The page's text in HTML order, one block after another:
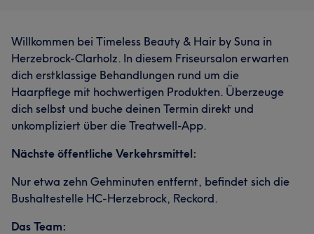
Willkommen bei Timeless Beauty & Hair by Suna in
Herzebrock-Clarholz. In diesem Friseursalon erwarten
dich erstklassige Behandlungen rund um die
Haarpflege mit hochwertigen Produkten. Überzeuge
dich selbst und buche deinen Termin direkt und
unkompliziert über die Treatwell-App.
Nächste öffentliche Verkehrsmittel:
Nur etwa zehn Gehminuten entfernt, befindet sich die
Bushaltestelle HC-Herzebrock, Reckord.
Das Team: